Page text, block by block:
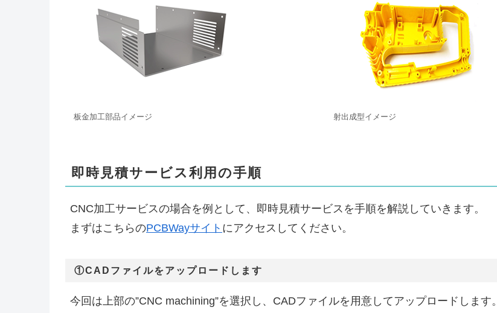
板金加工部品イメージ 射出成型イメージ
即時見積サービス利用の手順
CNC加工サービスの場合を例として、即時見積サービスを手順を解説していきます。
まずはこちらのPCBWayサイト にアクセスしてください。
①CADファイルをアップロードします
今回は上部の”CNC machining”を選択し、CADファイルを用意してアップロードします。